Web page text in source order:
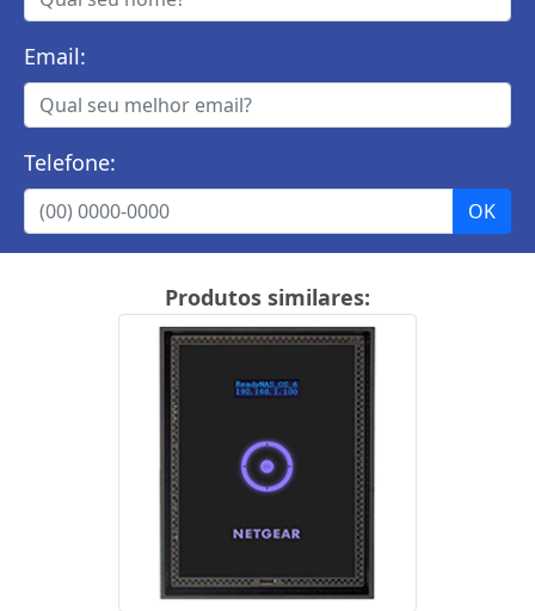
Email:
Telefone:
Produtos similares: